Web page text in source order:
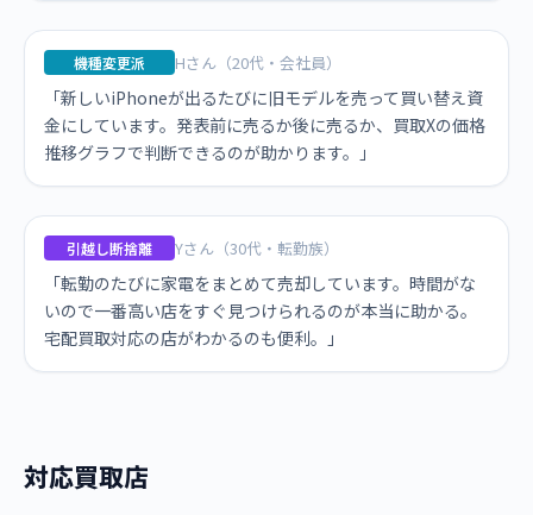
機種変更派 Hさん（20代・会社員）
「新しいiPhoneが出るたびに旧モデルを売って買い替え資
金にしています。発表前に売るか後に売るか、買取Xの価格
推移グラフで判断できるのが助かります。」
引越し断捨離 Yさん（30代・転勤族）
「転勤のたびに家電をまとめて売却しています。時間がな
いので一番高い店をすぐ見つけられるのが本当に助かる。
宅配買取対応の店がわかるのも便利。」
対応買取店